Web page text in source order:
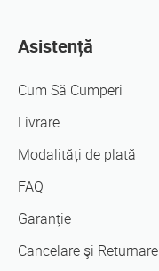
Asistență
Cum Să Cumperi
Livrare
Modalități de plată
FAQ
Garanție
Cancelare şi Returnare